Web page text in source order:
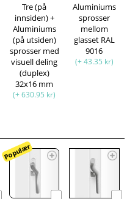
Tre (på
innsiden) +
Aluminiums
(på utsiden)
sprosser med
visuell deling
(duplex)
32x16 mm
(+ 630.95 kr)
Aluminiums
sprosser
mellom
glasset RAL
9016
(+ 43.35 kr)
Populær